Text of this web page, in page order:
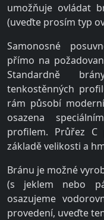
umožňuje ovládat
(uveďte prosím typ
Samonosné
přímo na
Standardně
tenkostěnných
rám působí
osazena
profilem. Průřez
základě velikosti a
Bránu je možné
(s jeklem nebo
osazujeme
provedení, uveďte